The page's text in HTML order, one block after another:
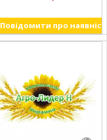
Повідомити про